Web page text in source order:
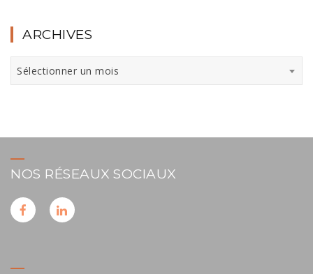
ARCHIVES
Archives
Sélectionner un mois
NOS RÉSEAUX SOCIAUX